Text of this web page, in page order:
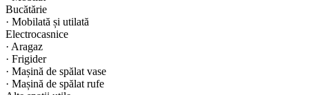
Bucătărie
· Mobilată și utilată
Electrocasnice
· Aragaz
· Frigider
· Mașină de spălat vase
· Mașină de spălat rufe